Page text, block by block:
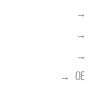
OE